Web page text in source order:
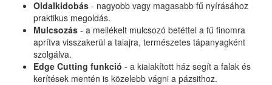
Oldalkidobás - nagyobb vagy magasabb fű nyírásához
praktikus megoldás.
Mulcsozás - a mellékelt mulcsozó betéttel a fű finomra
aprítva visszakerül a talajra, természetes tápanyagként
szolgálva.
Edge Cutting funkció - a kialakított ház segít a falak és
kerítések mentén is közelebb vágni a pázsithoz.